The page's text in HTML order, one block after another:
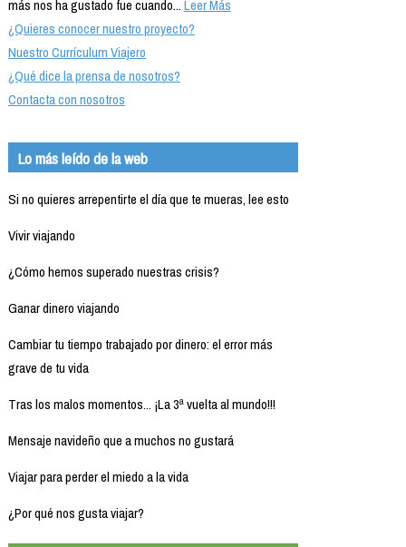
más nos ha gustado fue cuando...Leer Más
¿Quieres conocer nuestro proyecto?
Nuestro Currículum Viajero
¿Qué dice la prensa de nosotros?
Contacta con nosotros
Lo más leído de la web
Si no quieres arrepentirte el día que te mueras, lee esto
Vivir viajando
¿Cómo hemos superado nuestras crisis?
Ganar dinero viajando
Cambiar tu tiempo trabajado por dinero: el error más
grave de tu vida
Tras los malos momentos... ¡La 3ª vuelta al mundo!!!
Mensaje navideño que a muchos no gustará
Viajar para perder el miedo a la vida
¿Por qué nos gusta viajar?